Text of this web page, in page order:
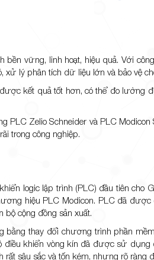
vững, linh hoạt, hiệu quả. Với
lý phân tích dữ liệu lớn và bảo vệ
kết quả tốt hơn, có thể đo lường
PLC Zelio Schneider và PLC
trong công nghiệp.
logic lập trình (PLC) đầu tiên cho
hiệu PLC Modicon. PLC đã
bộ cộng đồng sản xuất.
thay đổi chương trình phần
khiển vòng kín đã được sử dụng
rất sâu sắc và tốn kém, nhưng rõ ràng